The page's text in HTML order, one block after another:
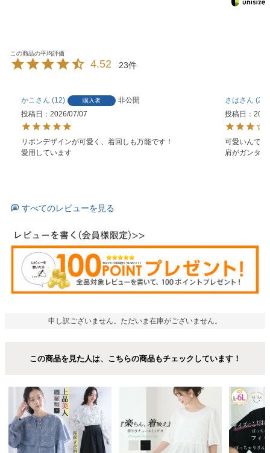
4.52 23
かこ 12 購入者
非公開
投稿日
2026/07/07
リボンデザインが可愛く、着回しも万能です！
愛用しています
さは
2
投稿日
可愛いんで
肩がガンダ
すべてのレビューを見る
申し訳ございません。ただいま在庫がございません。
この商品を見た人は、こちらの商品もチェックしています！